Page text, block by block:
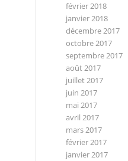
février 2018
janvier 2018
décembre 2017
octobre 2017
septembre 2017
août 2017
juillet 2017
juin 2017
mai 2017
avril 2017
mars 2017
février 2017
janvier 2017